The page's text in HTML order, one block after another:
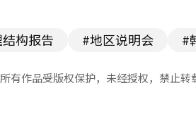
构报告 #地区说明会 #
所有作品受版权保护，未经授权，禁止转